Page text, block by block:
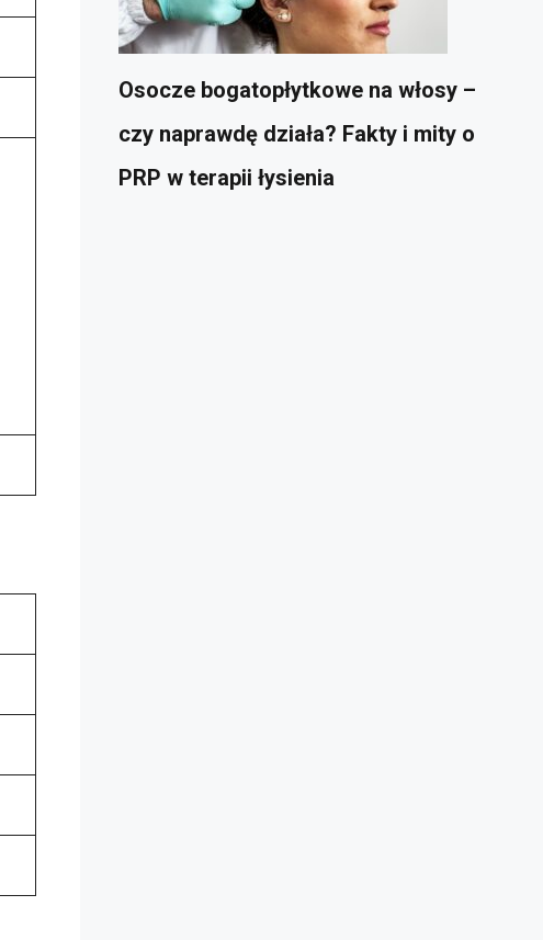
Osocze bogatopłytkowe na włosy –
czy naprawdę działa? Fakty i mity o
PRP w terapii łysienia